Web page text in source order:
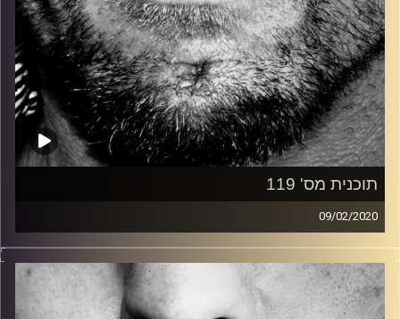
תוכנית מס' 119
09/02/2020
זיפים, מוזיקה מחוספסת של הופעות חיות. הרבה ג'אם, רוק,
בלוז, bluegrass, ג'אז, Fאנק, פרוגרסיב ואפילו אלקטרוניקה.
כל מה שחי, אמיתי ונושם.
עם שמוליק רגב.